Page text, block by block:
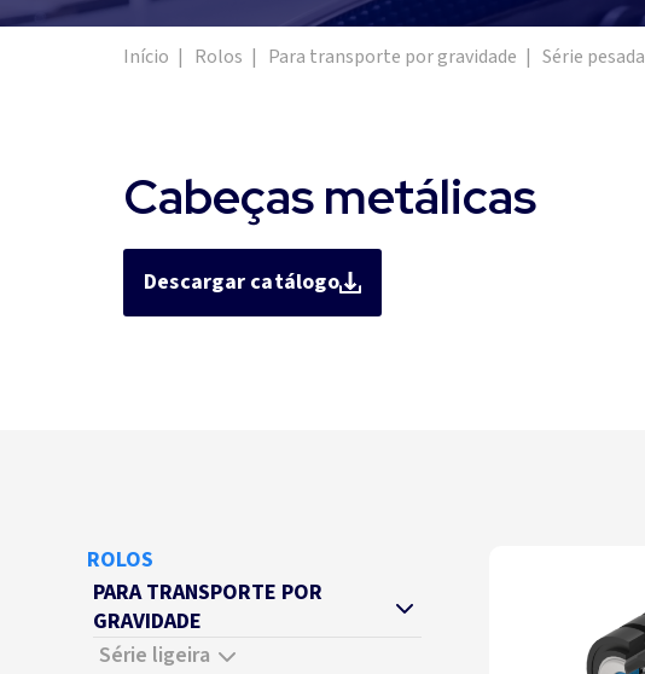
Início | Rolos | Para transporte por gravidade | Série pesada
Cabeças metálicas
Descargar catálogo
ROLOS
PARA TRANSPORTE POR
GRAVIDADE
Série ligeira